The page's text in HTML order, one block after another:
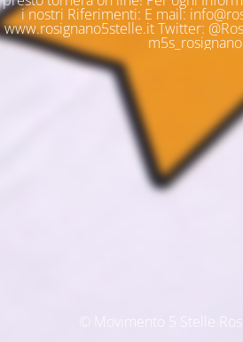
i nostri Riferimenti: E mail:
www.rosignano5stelle.it Twitter:
© Movimento 5 Stelle